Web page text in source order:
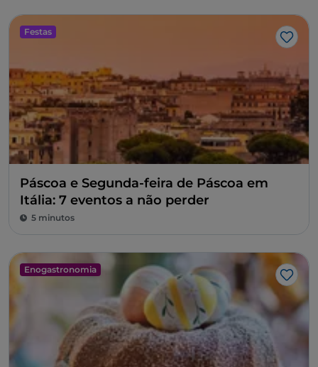
Festas
Páscoa e Segunda-feira de Páscoa em
Itália: 7 eventos a não perder
5 minutos
Enogastronomia